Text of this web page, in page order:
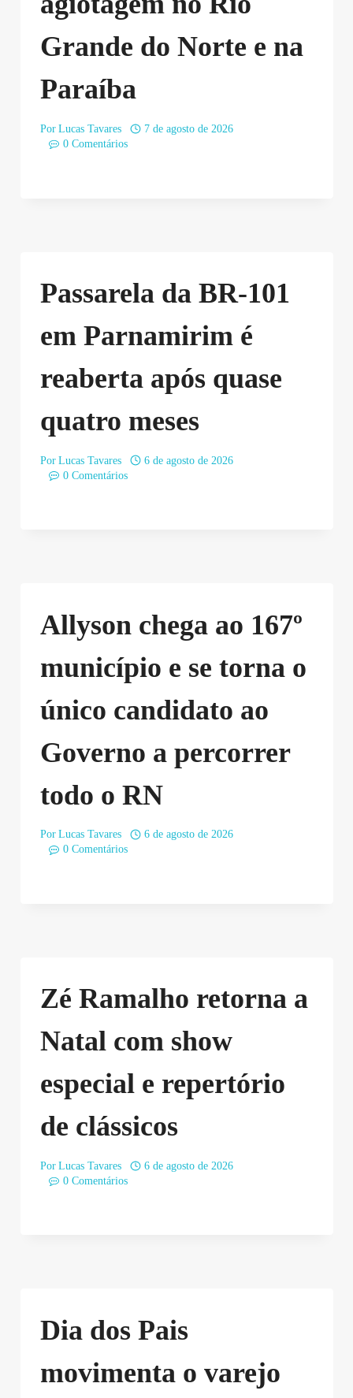
Grande do Norte e na
Paraíba
Por Lucas Tavares
7 de agosto de 2026
0 Comentários
Passarela da BR-101
em Parnamirim é
reaberta após quase
quatro meses
Por Lucas Tavares
6 de agosto de 2026
0 Comentários
Allyson chega ao 167º
município e se torna o
único candidato ao
Governo a percorrer
todo o RN
Por Lucas Tavares
6 de agosto de 2026
0 Comentários
Zé Ramalho retorna a
Natal com show
especial e repertório
de clássicos
Por Lucas Tavares
6 de agosto de 2026
0 Comentários
Dia dos Pais
movimenta o varejo